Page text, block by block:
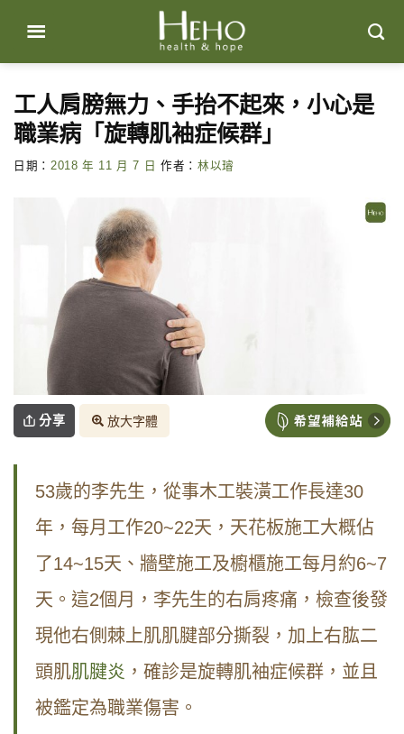
content
工人肩膀無力、手抬不起來，小心是
職業病「旋轉肌袖症候群」
日期： 2018 年 11 月 7 日 作者： 林以璿
分享 放大字體
53歲的李先生，從事木工裝潢工作長達30
年，每月工作20~22天，天花板施工大概佔
了14~15天、牆壁施工及櫥櫃施工每月約6~7
天。這2個月，李先生的右肩疼痛，檢查後發
現他右側棘上肌肌腱部分撕裂，加上右肱二
頭肌肌腱炎 ，確診是旋轉肌袖症候群，並且
被鑑定為職業傷害。